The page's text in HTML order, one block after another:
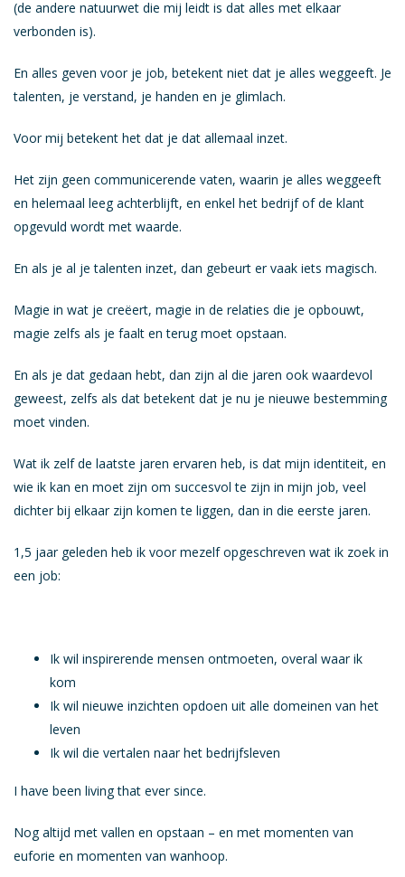
(de andere natuurwet die mij leidt is dat alles met elkaar
verbonden is).
En alles geven voor je job, betekent niet dat je alles weggeeft. Je
talenten, je verstand, je handen en je glimlach.
Voor mij betekent het dat je dat allemaal inzet.
Het zijn geen communicerende vaten, waarin je alles weggeeft
en helemaal leeg achterblijft, en enkel het bedrijf of de klant
opgevuld wordt met waarde.
En als je al je talenten inzet, dan gebeurt er vaak iets magisch.
Magie in wat je creëert, magie in de relaties die je opbouwt,
magie zelfs als je faalt en terug moet opstaan.
En als je dat gedaan hebt, dan zijn al die jaren ook waardevol
geweest, zelfs als dat betekent dat je nu je nieuwe bestemming
moet vinden.
Wat ik zelf de laatste jaren ervaren heb, is dat mijn identiteit, en
wie ik kan en moet zijn om succesvol te zijn in mijn job, veel
dichter bij elkaar zijn komen te liggen, dan in die eerste jaren.
1,5 jaar geleden heb ik voor mezelf opgeschreven wat ik zoek in
een job:
Ik wil inspirerende mensen ontmoeten, overal waar ik
kom
Ik wil nieuwe inzichten opdoen uit alle domeinen van het
leven
Ik wil die vertalen naar het bedrijfsleven
I have been living that ever since.
Nog altijd met vallen en opstaan – en met momenten van
euforie en momenten van wanhoop.